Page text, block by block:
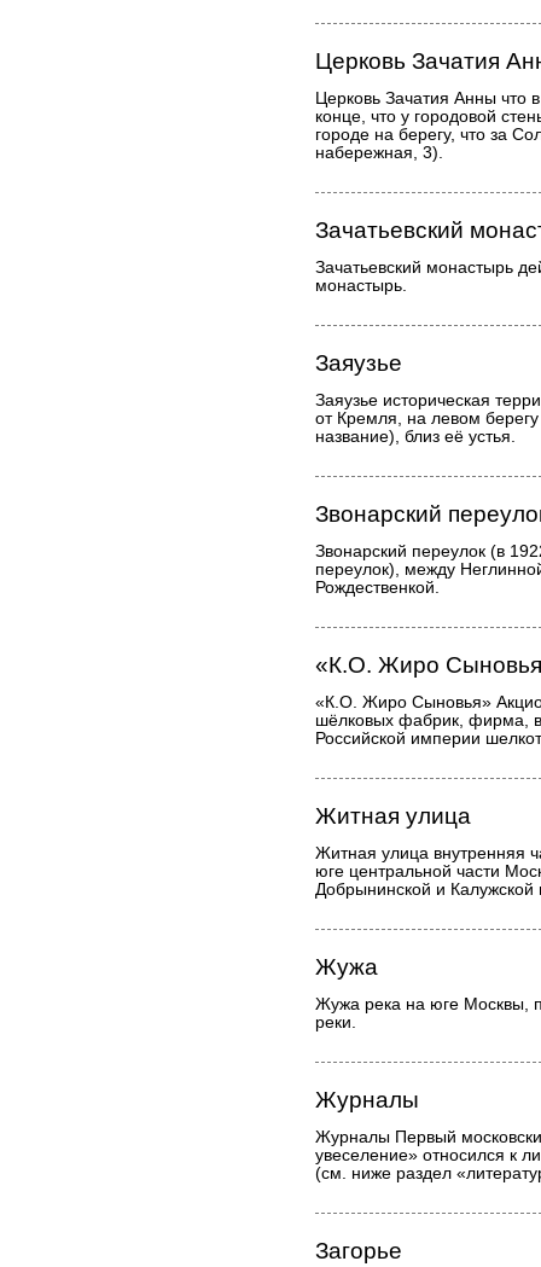
Церковь Зачатия
Церковь Зачатия Анны что
конце, что у городовой
городе на берегу, что за
набережная, 3).
Зачатьевский
Зачатьевский монастырь
монастырь.
Заяузье
Заяузье историческая
от Кремля, на левом
название), близ её устья.
Звонарский
Звонарский переулок (в
переулок), между
Рождественкой.
«К.О. Жиро
«К.О. Жиро Сыновья»
шёлковых фабрик, фирма,
Российской империи
Житная улица
Житная улица внутренняя
юге центральной части
Добрынинской и
Жужа
Жужа река на юге Москвы,
реки.
Журналы
Журналы Первый
увеселение» относился к
(см. ниже раздел
Загорье